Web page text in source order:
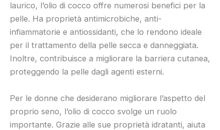
laurico, l’olio di cocco offre numerosi benefici per la
pelle. Ha proprietà antimicrobiche, anti-
infiammatorie e antiossidanti, che lo rendono ideale
per il trattamento della pelle secca e danneggiata.
Inoltre, contribuisce a migliorare la barriera cutanea,
proteggendo la pelle dagli agenti esterni.
Per le donne che desiderano migliorare l’aspetto del
proprio seno, l’olio di cocco svolge un ruolo
importante. Grazie alle sue proprietà idratanti, aiuta